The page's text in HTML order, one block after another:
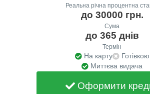
Реальна річна процентна
до 30000 грн.
Сума
до 365 днів
Термін
На карту
Готівкою
Миттєва видача
Оформити